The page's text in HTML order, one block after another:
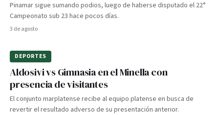
Pinamar sigue sumando podios, luego de haberse disputado el 22°
Campeonato sub 23 hace pocos días.
3 de agosto
DEPORTES
Aldosivi vs Gimnasia en el Minella con
presencia de visitantes
El conjunto marplatense recibe al equipo platense en busca de
revertir el resultado adverso de su presentación anterior.